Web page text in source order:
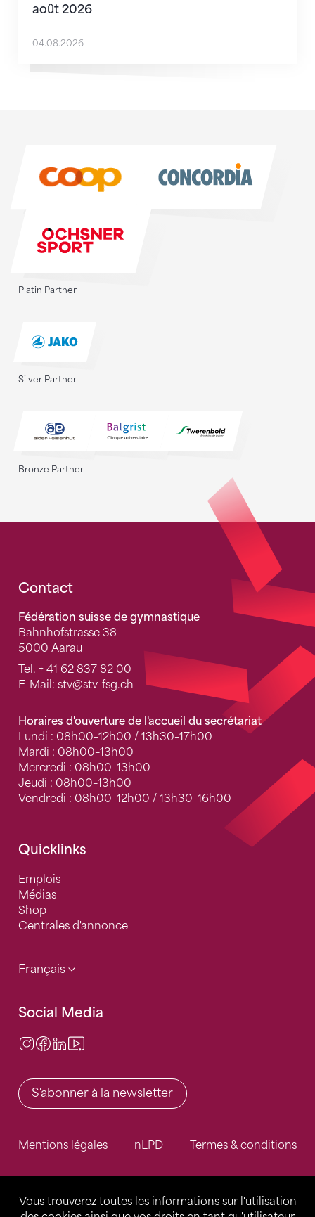
Vous trouverez toutes les informations sur l'utilisation
août 2026
04.08.2026
Platin Partner
Silver Partner
Bronze Partner
Fusszeile
Contact
Fédération suisse de gymnastique
Bahnhofstrasse 38
5000 Aarau
Tel. + 41 62 837 82 00
E-Mail: stv@stv-fsg.ch
Horaires d'ouverture de l'accueil du secrétariat
Lundi : 08h00–12h00 / 13h30–17h00
Mardi : 08h00–13h00
Mercredi : 08h00–13h00
Jeudi : 08h00–13h00
Vendredi : 08h00–12h00 / 13h30–16h00
Quicklinks
Emplois
Médias
Shop
Centrales d'annonce
Français
Social Media
Instagram
Facebook
LinkedIn
S'abonner à la newsletter
Mentions légales nLPD Termes & conditions